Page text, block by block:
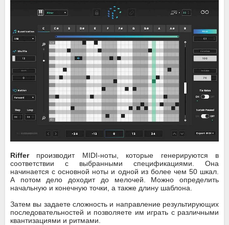
Rifferпроизводит MIDI-ноты, которые генерируются в
соответствии с выбранными спецификациями. Она
начинается с основной ноты и одной из более чем 50 шкал.
А потом дело доходит до мелочей. Можно определить
начальную и конечную точки, а также длину шаблона.
Затем вы задаете сложность и направление результирующих
последовательностей и позволяете им играть с различными
квантизациями и ритмами.